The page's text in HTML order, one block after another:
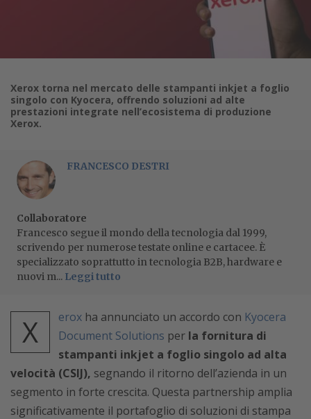
Xerox torna nel mercato delle stampanti inkjet a foglio
singolo con Kyocera, offrendo soluzioni ad alte
prestazioni integrate nell’ecosistema di produzione
Xerox.
FRANCESCO DESTRI
Collaboratore
Francesco segue il mondo della tecnologia dal 1999,
scrivendo per numerose testate online e cartacee. È
specializzato soprattutto in tecnologia B2B, hardware e
nuovi m... Leggi tutto
X erox ha annunciato un accordo con Kyocera
Document Solutions per la fornitura di
stampanti inkjet a foglio singolo ad alta
velocità (CSIJ), segnando il ritorno dell’azienda in un
segmento in forte crescita. Questa partnership amplia
significativamente il portafoglio di soluzioni di stampa